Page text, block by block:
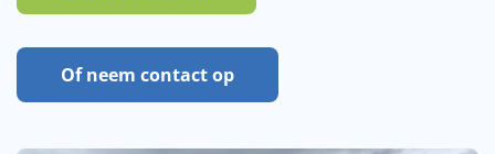
Of neem contact op